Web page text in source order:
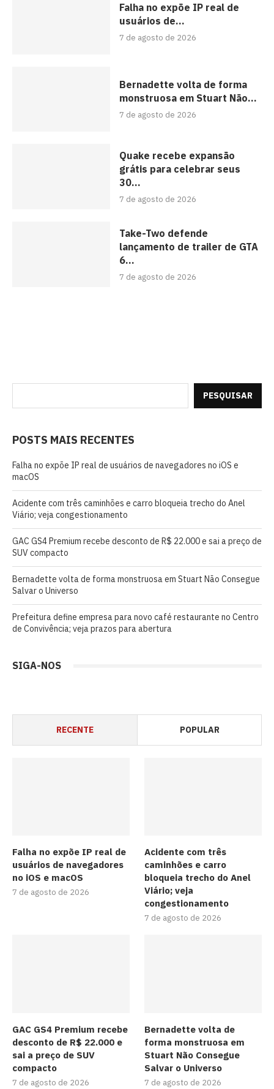
Falha no expõe IP real de
usuários de...
7 de agosto de 2026
Bernadette volta de forma
monstruosa em Stuart Não...
7 de agosto de 2026
Quake recebe expansão
grátis para celebrar seus
30...
7 de agosto de 2026
Take-Two defende
lançamento de trailer de GTA
6...
7 de agosto de 2026
PESQUISAR
POSTS MAIS RECENTES
Falha no expõe IP real de usuários de navegadores no iOS e
macOS
Acidente com três caminhões e carro bloqueia trecho do Anel
Viário; veja congestionamento
GAC GS4 Premium recebe desconto de R$ 22.000 e sai a preço de
SUV compacto
Bernadette volta de forma monstruosa em Stuart Não Consegue
Salvar o Universo
Prefeitura define empresa para novo café restaurante no Centro
de Convivência; veja prazos para abertura
SIGA-NOS
RECENTE POPULAR
Falha no expõe IP real de
usuários de navegadores
no iOS e macOS
7 de agosto de 2026
Acidente com três
caminhões e carro
bloqueia trecho do Anel
Viário; veja
congestionamento
7 de agosto de 2026
GAC GS4 Premium recebe
desconto de R$ 22.000 e
sai a preço de SUV
compacto
7 de agosto de 2026
Bernadette volta de
forma monstruosa em
Stuart Não Consegue
Salvar o Universo
7 de agosto de 2026